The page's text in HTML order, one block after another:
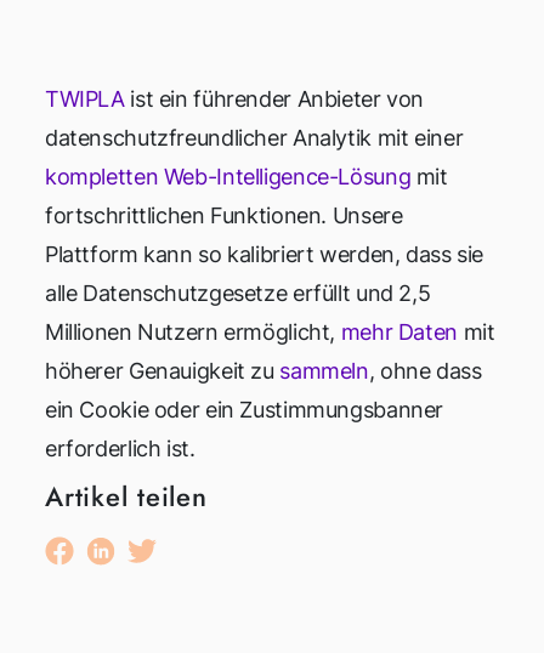
TWIPLAist ein führender Anbieter von
datenschutzfreundlicher Analytik mit einer
kompletten Web-Intelligence-Lösung mit
fortschrittlichen Funktionen. Unsere
Plattform kann so kalibriert werden, dass sie
alle Datenschutzgesetze erfüllt und 2,5
Millionen Nutzern ermöglicht, mehr Daten mit
höherer Genauigkeit zu sammeln, ohne dass
ein Cookie oder ein Zustimmungsbanner
erforderlich ist.
Artikel teilen